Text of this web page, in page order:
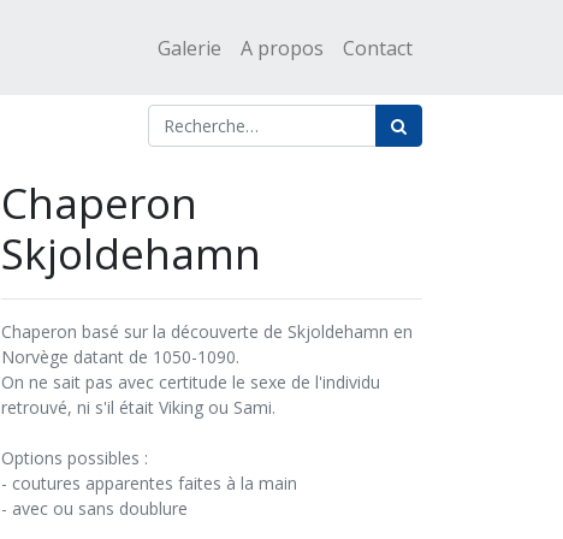
Galerie A propos Contact
Chaperon
Skjoldehamn
Chaperon basé sur la découverte de Skjoldehamn en
Norvège datant de 1050-1090.
On ne sait pas avec certitude le sexe de l'individu
retrouvé, ni s'il était Viking ou Sami.
Options possibles :
- coutures apparentes faites à la main
- avec ou sans doublure